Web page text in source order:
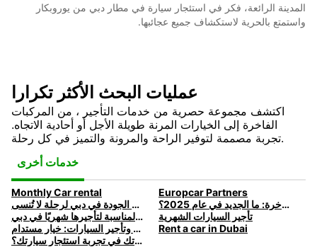
المدينة الرائعة، فكر في استئجار سيارة في مطار دبي من يوروبكار
واستمتع بالحرية لاستكشاف جميع عجائبها.
عمليات البحث الأكثر تكرارا
اكتشف مجموعة حصرية من خدمات التأجير ، من المركبات
الفاخرة إلى الخيارات المرنة طويلة الأجل أو أحادية الاتجاه.
تجربة مصممة لتوفير الراحة والمرونة والتميز في كل رحلة.
خدمات أخرى
Monthly Car rental
Europcar Partners
اختر خدمة تأجير سيارات شهرية عالية الجودة في دبي لرحلة لا تُنسى
اتجاهات تأجير السيارات الفاخرة: ما الجديد في عام 2025؟
كيفية اختيار السيارة المناسبة لتأجيرها شهريًا في دبي
تأجير السيارات الشهرية
السيارات الكهربائية وتأجير السيارات: خيار مستدام
Rent a car in Dubai
كيف يمكننا مساعدتك في تجربة استئجار سيارتك؟